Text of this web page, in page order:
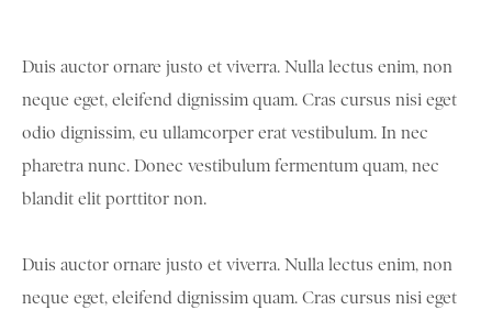
Duis auctor ornare justo et viverra. Nulla lectus enim, non
neque eget, eleifend dignissim quam. Cras cursus nisi eget
odio dignissim, eu ullamcorper erat vestibulum. In nec
pharetra nunc. Donec vestibulum fermentum quam, nec
blandit elit porttitor non.
Duis auctor ornare justo et viverra. Nulla lectus enim, non
neque eget, eleifend dignissim quam. Cras cursus nisi eget